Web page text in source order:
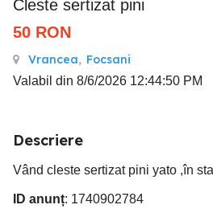
Cleste sertizat pini
50 RON
Vrancea, Focsani
Valabil din 8/6/2026 12:44:50 PM
Descriere
Vând cleste sertizat pini yato ,în
ID anunț: 1740902784